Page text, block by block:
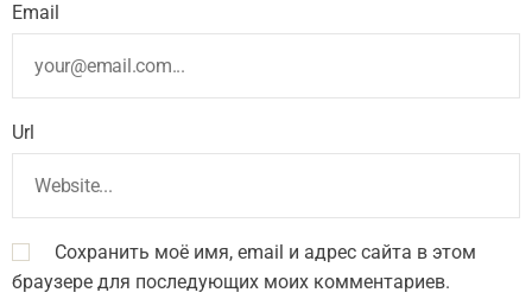
Email
Url
Сохранить моё имя, email и адрес сайта в этом
браузере для последующих моих комментариев.